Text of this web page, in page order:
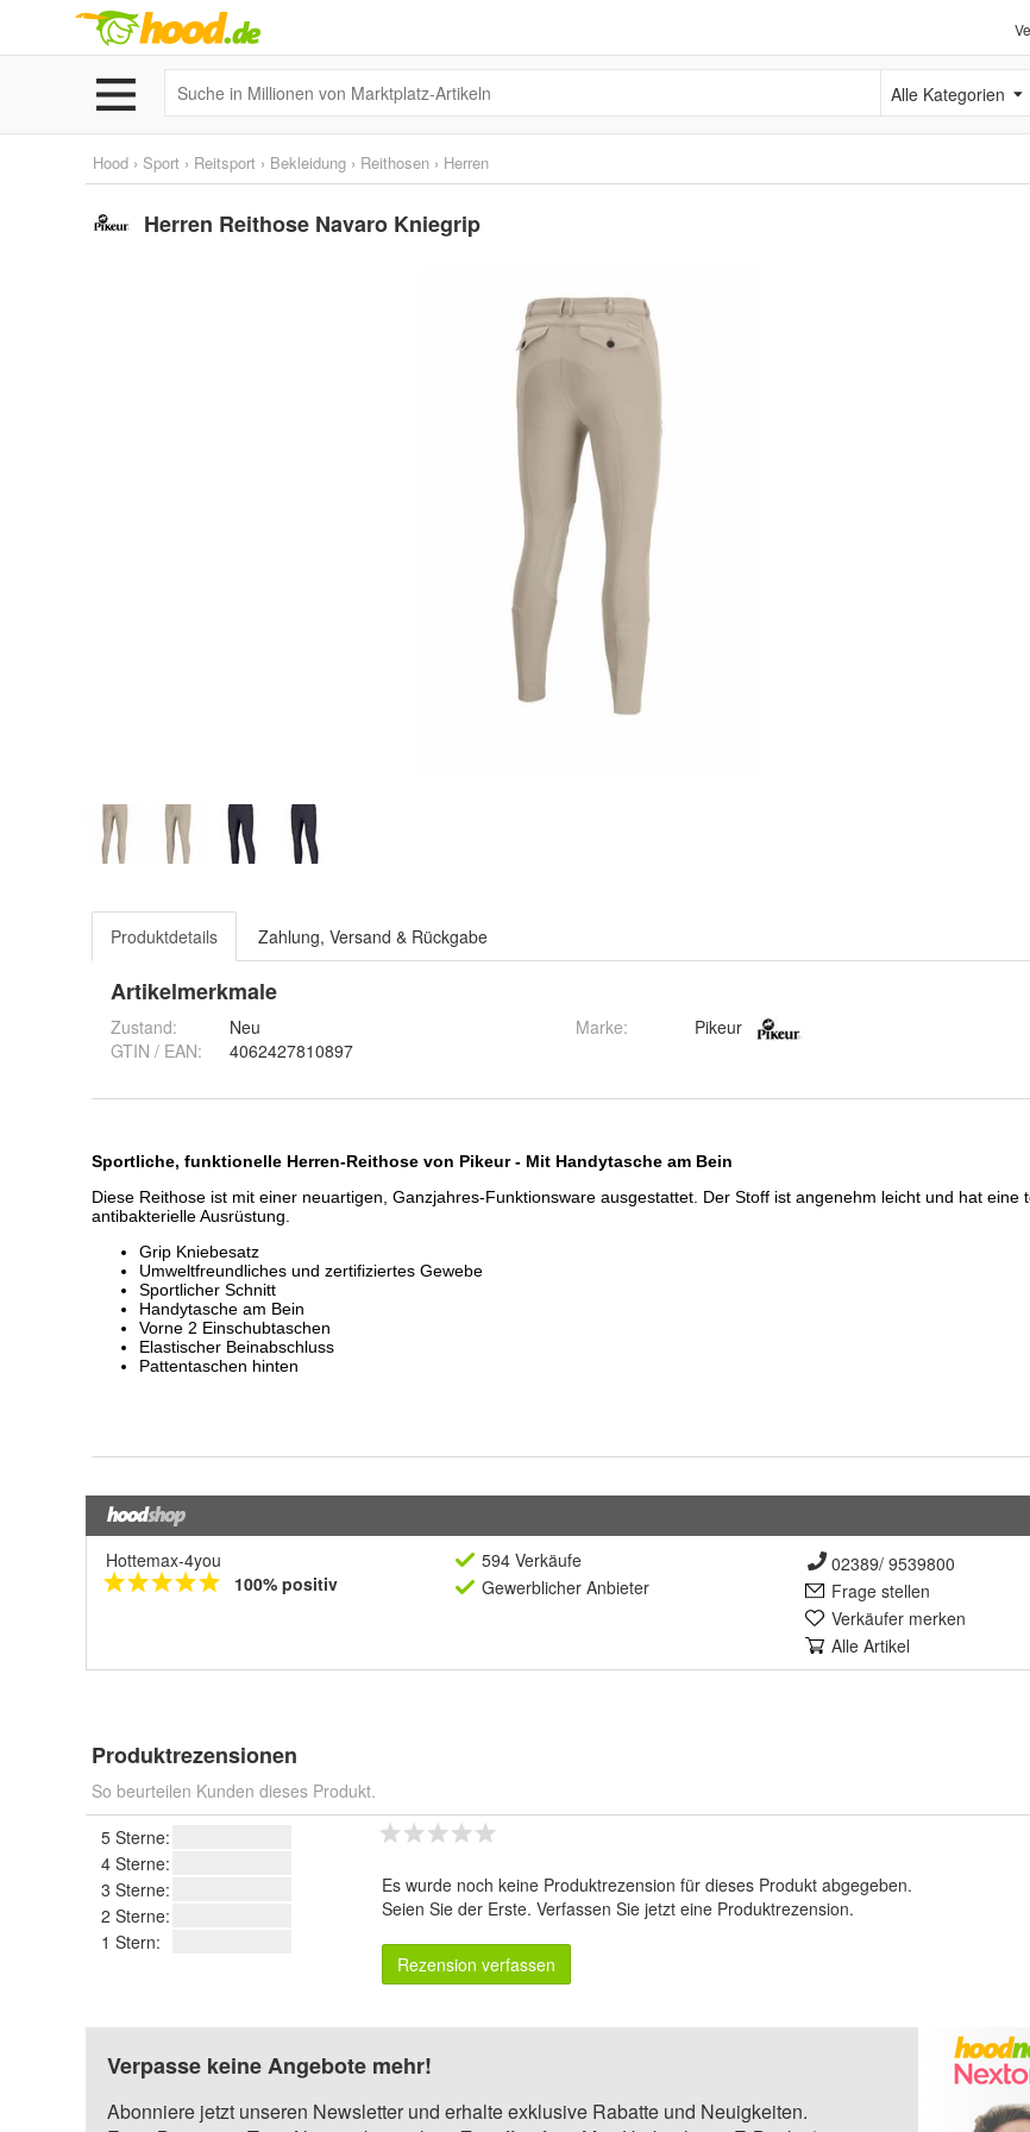
Alle Kategorien
Hood › Sport › Reitsport › Bekleidung › Reithosen › Herren
Herren Reithose Navaro Kniegrip
Produktdetails Zahlung, Versand & Rückgabe
Artikelmerkmale
Zustand:
Neu
GTIN / EAN:
4062427810897
Marke: Pikeur
Hottemax-4you
100% positiv
594 Verkäufe
Gewerblicher Anbieter
02389/ 9539800
Frage stellen
Verkäufer merken
Alle Artikel
Produktrezensionen
So beurteilen Kunden dieses Produkt.
5 Sterne:
4 Sterne:
3 Sterne:
2 Sterne:
1 Stern:
Es wurde noch keine Produktrezension für dieses Produkt abgegeben.
Seien Sie der Erste. Verfassen Sie jetzt eine Produktrezension.
Rezension verfassen
Verpasse keine Angebote mehr!
Abonniere jetzt unseren Newsletter und erhalte exklusive Rabatte und Neuigkeiten.